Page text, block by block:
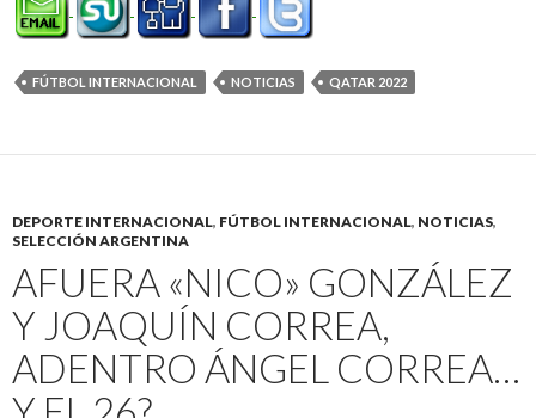
FÚTBOL INTERNACIONAL NOTICIAS QATAR 2022
DEPORTE INTERNACIONAL, FÚTBOL INTERNACIONAL, NOTICIAS,
SELECCIÓN ARGENTINA
AFUERA «NICO» GONZÁLEZ
Y JOAQUÍN CORREA,
ADENTRO ÁNGEL CORREA…